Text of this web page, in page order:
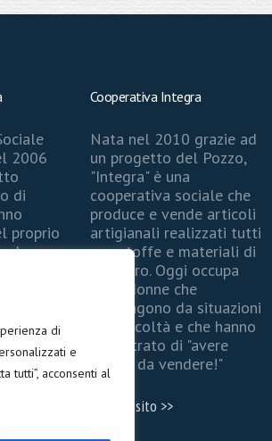
di
e
tutti”, acconsenti al
2006
di
proprio
di
si
e di
Cooperativa Integra
Nata nel 2010 grazie ad
un progetto del Pozzo,
"Integra" è una
cooperativa sociale che
produce e vende articoli
artigianali realizzati tutti
con stoffe e materiali di
recupero. Oggi occupa
nove donne che
provengono da situazioni
di difficoltà e che hanno
dimostrato di "avere
stoffa da vendere!"
Visita il sito >>